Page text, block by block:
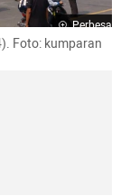
Perbesar
Foto: kumparan